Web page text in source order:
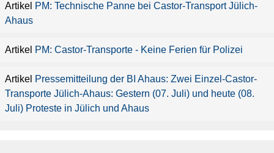
PM: Technische Panne bei Castor-Transport Jülich-
Ahaus
PM: Castor-Transporte - Keine Ferien für Polizei
Pressemitteilung der BI Ahaus: Zwei Einzel-Castor-
Transporte Jülich-Ahaus: Gestern (07. Juli) und heute (08.
Juli) Proteste in Jülich und Ahaus